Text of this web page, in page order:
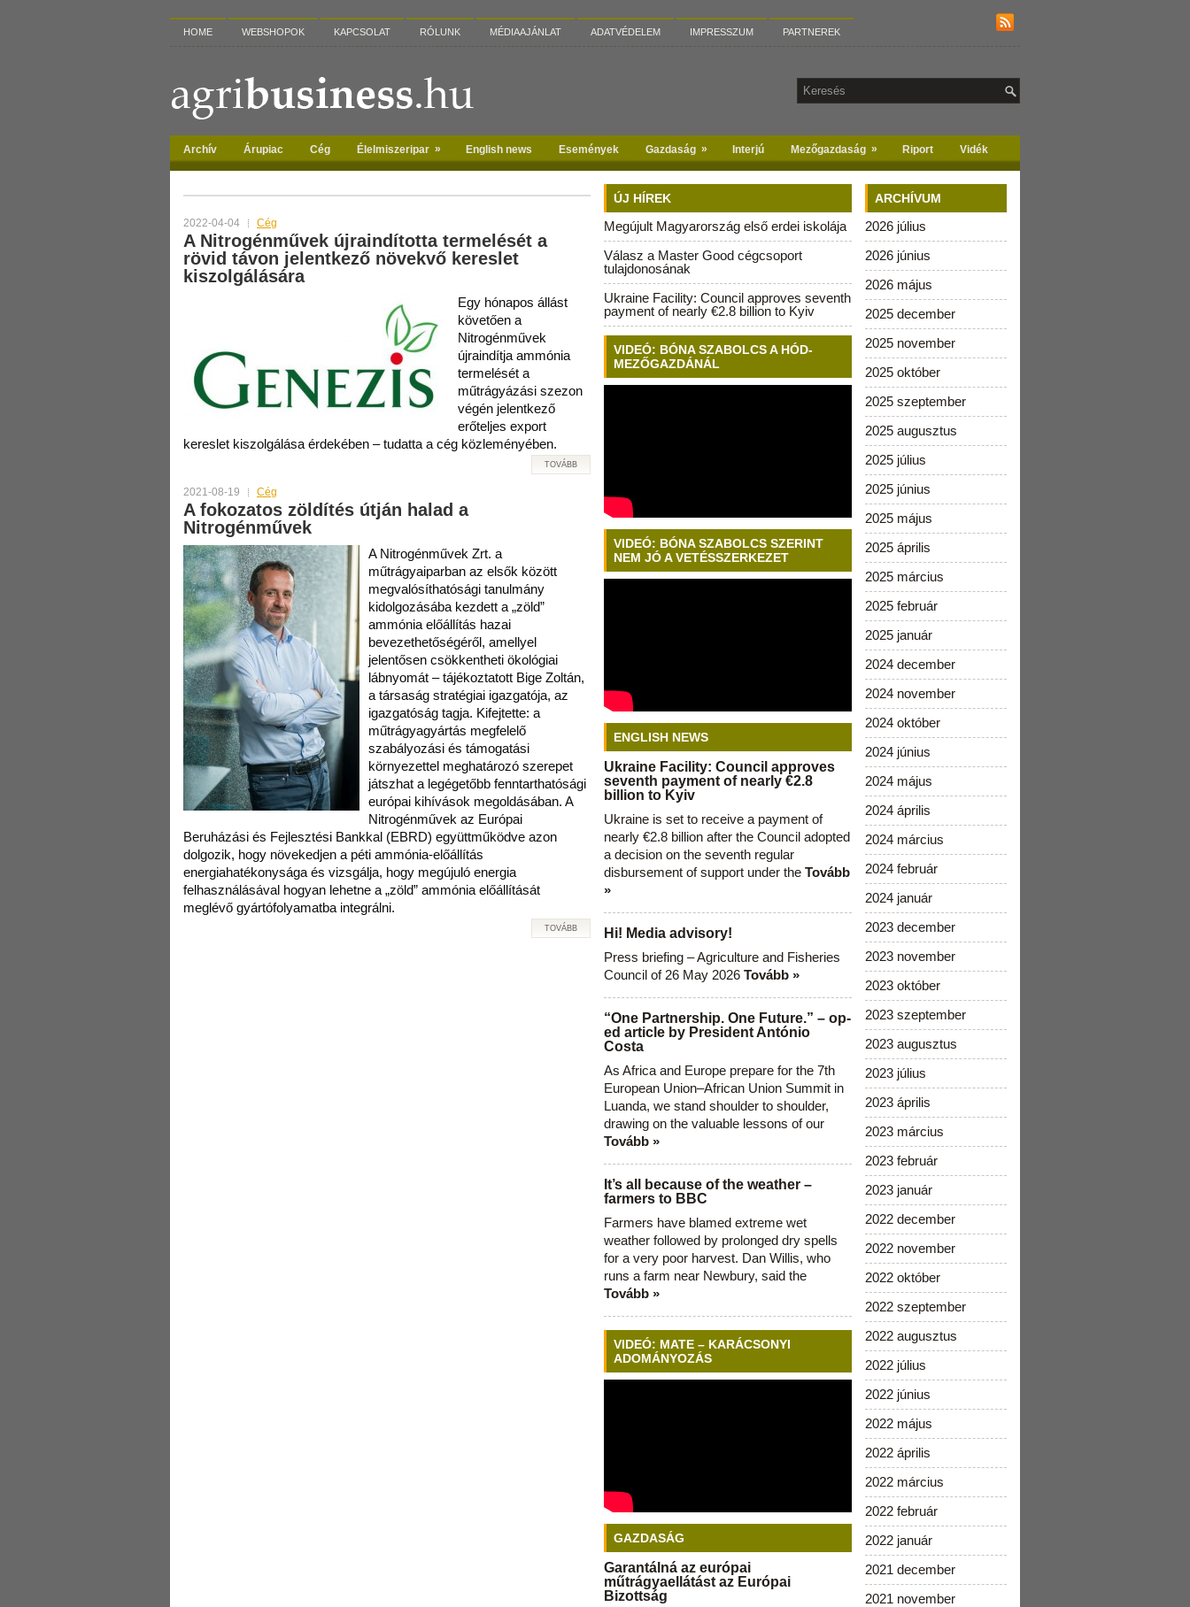
HOME WEBSHOPOK KAPCSOLAT RÓLUNK MÉDIAAJÁNLAT ADATVÉDELEM IMPRESSZUM PARTNEREK
Archív Árupiac Cég Élelmiszeripar » English news Események Gazdaság » Interjú Mezőgazdaság » Riport Vidék
2022-04-04 Cég
A Nitrogénművek újraindította termelését a
rövid távon jelentkező növekvő kereslet
kiszolgálására
Egy hónapos állást
követően a
Nitrogénművek
újraindítja ammónia
termelését a
műtrágyázási szezon
végén jelentkező
erőteljes export
kereslet kiszolgálása érdekében – tudatta a cég közleményében.
TOVÁBB
2021-08-19 Cég
A fokozatos zöldítés útján halad a
Nitrogénművek
A Nitrogénművek Zrt. a
műtrágyaiparban az elsők között
megvalósíthatósági tanulmány
kidolgozásába kezdett a „zöld”
ammónia előállítás hazai
bevezethetőségéről, amellyel
jelentősen csökkentheti ökológiai
lábnyomát – tájékoztatott Bige Zoltán,
a társaság stratégiai igazgatója, az
igazgatóság tagja. Kifejtette: a
műtrágyagyártás megfelelő
szabályozási és támogatási
környezettel meghatározó szerepet
játszhat a legégetőbb fenntarthatósági
európai kihívások megoldásában. A
Nitrogénművek az Európai
Beruházási és Fejlesztési Bankkal (EBRD) együttműködve azon
dolgozik, hogy növekedjen a péti ammónia-előállítás
energiahatékonysága és vizsgálja, hogy megújuló energia
felhasználásával hogyan lehetne a „zöld” ammónia előállítását
meglévő gyártófolyamatba integrálni.
TOVÁBB
ÚJ HÍREK
Megújult Magyarország első erdei iskolája
Válasz a Master Good cégcsoport
tulajdonosának
Ukraine Facility: Council approves seventh
payment of nearly €2.8 billion to Kyiv
VIDEÓ: BÓNA SZABOLCS A HÓD-
MEZŐGAZDÁNÁL
VIDEÓ: BÓNA SZABOLCS SZERINT
NEM JÓ A VETÉSSZERKEZET
ENGLISH NEWS
Ukraine Facility: Council approves
seventh payment of nearly €2.8
billion to Kyiv
Ukraine is set to receive a payment of
nearly €2.8 billion after the Council adopted
a decision on the seventh regular
disbursement of support under the Tovább
»
Hi! Media advisory!
Press briefing – Agriculture and Fisheries
Council of 26 May 2026 Tovább »
“One Partnership. One Future.” – op-
ed article by President António
Costa
As Africa and Europe prepare for the 7th
European Union–African Union Summit in
Luanda, we stand shoulder to shoulder,
drawing on the valuable lessons of our
Tovább »
It’s all because of the weather –
farmers to BBC
Farmers have blamed extreme wet
weather followed by prolonged dry spells
for a very poor harvest. Dan Willis, who
runs a farm near Newbury, said the
Tovább »
VIDEÓ: MATE – KARÁCSONYI
ADOMÁNYOZÁS
GAZDASÁG
Garantálná az európai
műtrágyaellátást az Európai
Bizottság
ARCHÍVUM
2026 július
2026 június
2026 május
2025 december
2025 november
2025 október
2025 szeptember
2025 augusztus
2025 július
2025 június
2025 május
2025 április
2025 március
2025 február
2025 január
2024 december
2024 november
2024 október
2024 június
2024 május
2024 április
2024 március
2024 február
2024 január
2023 december
2023 november
2023 október
2023 szeptember
2023 augusztus
2023 július
2023 április
2023 március
2023 február
2023 január
2022 december
2022 november
2022 október
2022 szeptember
2022 augusztus
2022 július
2022 június
2022 május
2022 április
2022 március
2022 február
2022 január
2021 december
2021 november